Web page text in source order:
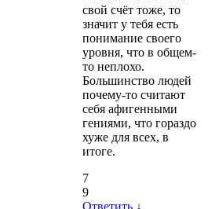
свой счёт тоже, то
значит у тебя есть
понимание своего
уровня, что в общем-
то неплохо.
Большинство людей
почему-то считают
себя афигенными
гениями, что гораздо
хуже для всех, в
итоге.
7
9